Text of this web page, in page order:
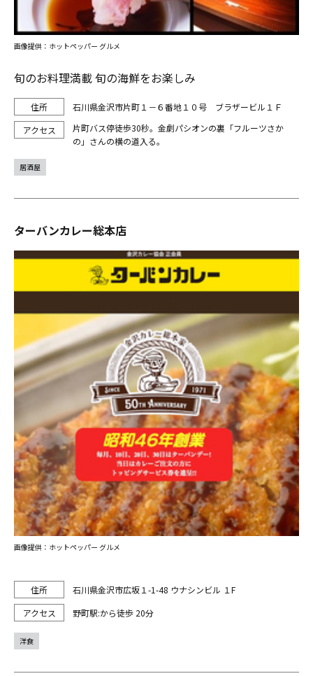
旬のお料理満載 旬の海鮮をお楽しみ
石川県金沢市片町１－６番地１０号 ブラザービル１Ｆ
片町バス停徒歩30秒。金劇パシオンの裏「フルーツさか
の」さんの横の道入る。
画像提供：ホットペッパー グルメ
居酒屋
ターバンカレー総本店
石川県金沢市広坂１-1-48 ウナシンビル １F
野町駅:から徒歩 20分
画像提供：ホットペッパー グルメ
洋食